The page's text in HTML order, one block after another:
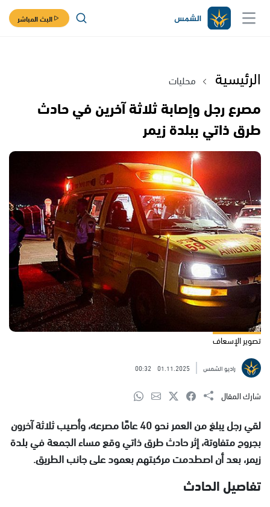
البث المباشر
الرئيسية محليات
مصرع رجل وإصابة ثلاثة آخرين في حادث
طرق ذاتي ببلدة زيمر
تصوير الإسعاف
راديو الشمس 01.11.2025
00:32
شارك المقال
لقي رجل يبلغ من العمر نحو 40 عامًا مصرعه، وأصيب ثلاثة آخرون
بجروح متفاوتة، إثر حادث طرق ذاتي وقع مساء الجمعة في بلدة
زيمر، بعد أن اصطدمت مركبتهم بعمود على جانب الطريق.
تفاصيل الحادث